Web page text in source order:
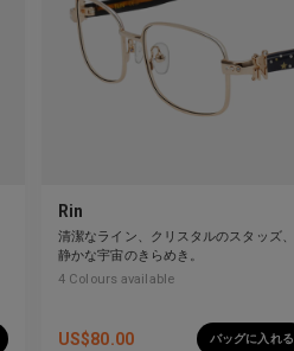
Rin
清潔なライン、クリスタルのスタッズ、
静かな宇宙のきらめき。
4 Colours available
US$80.00 バッグに入れる